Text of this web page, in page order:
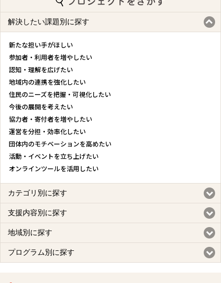
解決したい課題別に探す
新たな担い手がほしい
参加者・利用者を増やしたい
認知・理解を広げたい
地域内の連携を強化したい
住民のニーズを把握・可視化したい
今後の展開を考えたい
協力者・寄付者を増やしたい
運営を分担・効率化したい
団体内のモチベーションを高めたい
活動・イベントを立ち上げたい
オンラインツールを活用したい
カテゴリ別に探す
支援内容別に探す
地域別に探す
プログラム別に探す